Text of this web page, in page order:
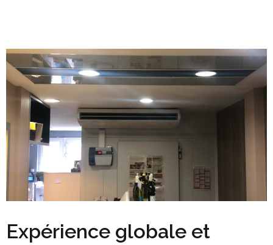
Expérience globale et